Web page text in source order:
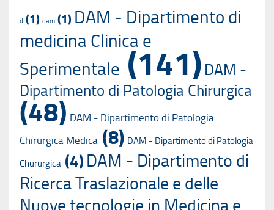
d (1) dam (1) DAM - Dipartimento di
medicina Clinica e
Sperimentale(141) DAM -
Dipartimento di Patologia Chirurgica
(48) DAM - Dipartimento di Patologia
Chirurgica Medica (8) DAM - Dipartimento di Patologia
Chururgica (4)DAM - Dipartimento di
Ricerca Traslazionale e delle
Nuove tecnologie in Medicina e